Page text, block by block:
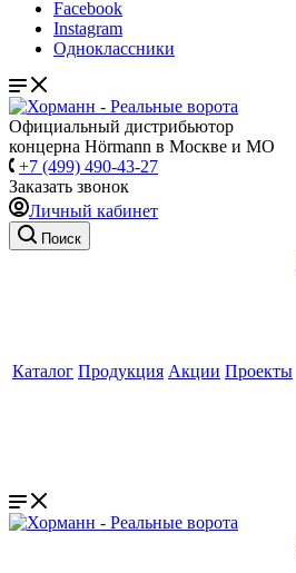
Facebook
Instagram
Одноклассники
Официальный дистрибьютор
концерна Hörmann в Москве и МО
+7 (499) 490-43-27
Заказать звонок
Личный кабинет
Поиск
Каталог Продукция Акции Проекты